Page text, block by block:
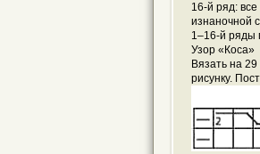
16-й ряд:
изнаночной
1–16-й ряды
Узор «Коса»
Вязать на
рисунку.